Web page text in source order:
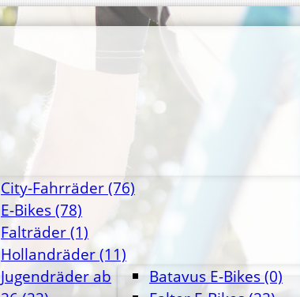
City-Fahrräder(76)
E-Bikes(78)
Batavus E-Bikes(0)
Falträder(1)
Hollandräder(11)
Jugendräder ab